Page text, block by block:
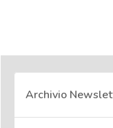
Archivio